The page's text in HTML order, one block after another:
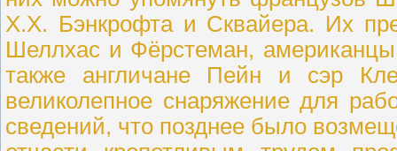
Х.Х. Бэнкрофта и Сквайера. Их
Шеллхас и Фёрстеман,
также англичане Пейн и сэр
великолепное снаряжение для
сведений, что позднее было